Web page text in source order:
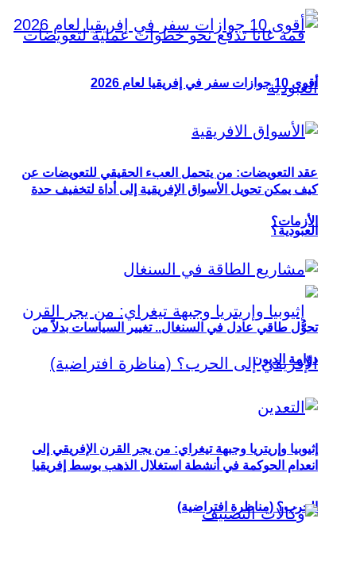
عقد التعويضات: من يتحمل العبء الحقيقي للتعويضات عن
العبودية؟
إثيوبيا وإريتريا وجبهة تيغراي: من يجر القرن الإفريقي إلى
الحرب؟ (مناظرة افتراضية)
أقوى 10 جوازات سفر في إفريقيا لعام 2026
كيف يمكن تحويل الأسواق الإفريقية إلى أداة لتخفيف حدة
الأزمات؟
تحوُّل طاقي عادل في السنغال.. تغيير السياسات بدلاً من
دوّامة الديون
انعدام الحوكمة في أنشطة استغلال الذهب بوسط إفريقيا